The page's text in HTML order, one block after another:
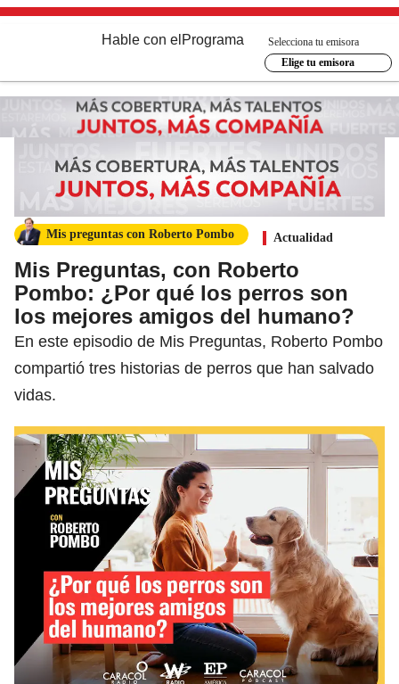
Hable con el Programa
Selecciona tu emisora
Elige tu emisora
Mis preguntas con Roberto Pombo Actualidad
Mis Preguntas, con Roberto
Pombo: ¿Por qué los perros son
los mejores amigos del humano?
En este episodio de Mis Preguntas, Roberto Pombo
compartió tres historias de perros que han salvado
vidas.